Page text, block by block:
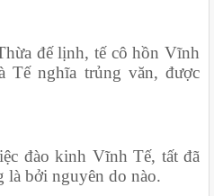
đế lịnh, tế cô hồn Vĩnh
Tế nghĩa trủng văn, được
đào kinh Vĩnh Tế, tất đã
là bởi nguyên do nào.